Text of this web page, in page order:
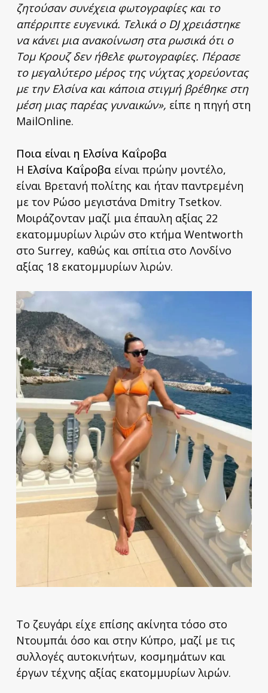
ζητούσαν συνέχεια φωτογραφίες και το
απέρριπτε ευγενικά. Τελικά ο DJ χρειάστηκε
να κάνει μια ανακοίνωση στα ρωσικά ότι ο
Τομ Κρουζ δεν ήθελε φωτογραφίες. Πέρασε
το μεγαλύτερο μέρος της νύχτας χορεύοντας
με την Ελσίνα και κάποια στιγμή βρέθηκε στη
μέση μιας παρέας γυναικών», είπε η πηγή στη
MailOnline.
Ποια είναι η Ελσίνα Καΐροβα
Η Ελσίνα Καΐροβα είναι πρώην μοντέλο,
είναι Βρετανή πολίτης και ήταν παντρεμένη
με τον Ρώσο μεγιστάνα Dmitry Tsetkov.
Μοιράζονταν μαζί μια έπαυλη αξίας 22
εκατομμυρίων λιρών στο κτήμα Wentworth
στο Surrey, καθώς και σπίτια στο Λονδίνο
αξίας 18 εκατομμυρίων λιρών.
Το ζευγάρι είχε επίσης ακίνητα τόσο στο
Ντουμπάι όσο και στην Κύπρο, μαζί με τις
συλλογές αυτοκινήτων, κοσμημάτων και
έργων τέχνης αξίας εκατομμυρίων λιρών.